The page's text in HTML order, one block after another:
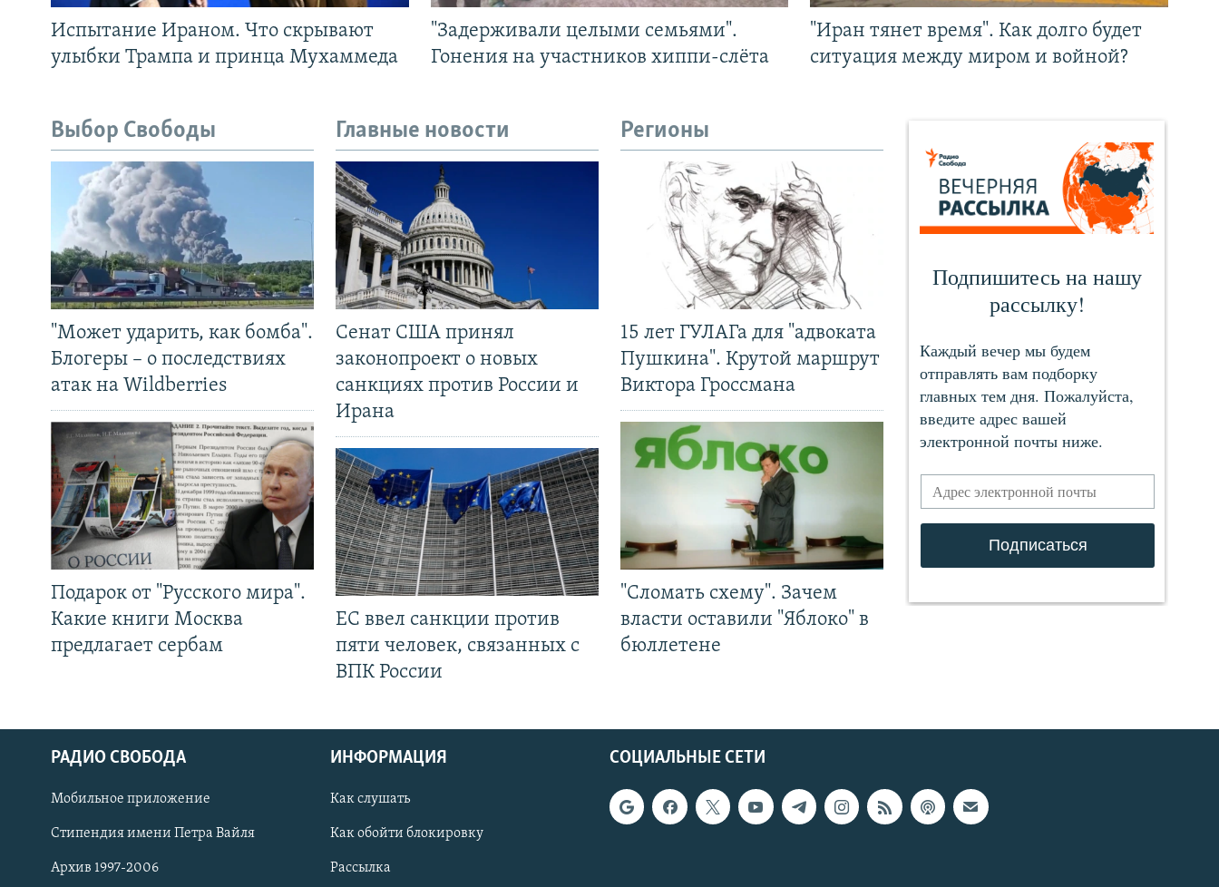
СОЦИАЛЬНЫЕ СЕТИ
Испытание Ираном. Что скрывают
улыбки Трампа и принца Мухаммеда
"Задерживали целыми семьями".
Гонения на участников хиппи-слёта
"Иран тянет время". Как долго будет
ситуация между миром и войной?
Выбор Свободы
"Может ударить, как бомба".
Блогеры – о последствиях
атак на Wildberries
Подарок от "Русского мира".
Какие книги Москва
предлагает сербам
Главные новости
Сенат США принял
законопроект о новых
санкциях против России и
Ирана
ЕС ввел санкции против
пяти человек, связанных с
ВПК России
Регионы
15 лет ГУЛАГа для "адвоката
Пушкина". Крутой маршрут
Виктора Гроссмана
"Сломать схему". Зачем
власти оставили "Яблоко" в
бюллетене
СОЦИАЛЬНЫЕ СЕТИ
РАДИО СВОБОДА
Мобильное приложение
Стипендия имени Петра Вайля
Архив 1997-2006
ИНФОРМАЦИЯ
Как слушать
Как обойти блокировку
Рассылка